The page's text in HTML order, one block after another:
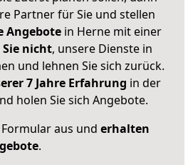
Partner für Sie und stellen
Angebote in Herne mit einer
Sie nicht, unsere Dienste in
und lehnen Sie sich zurück.
7 Jahre Erfahrung in der
holen Sie sich Angebote.
aus und erhalten
.